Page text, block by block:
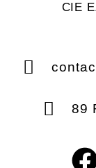
CIE
89